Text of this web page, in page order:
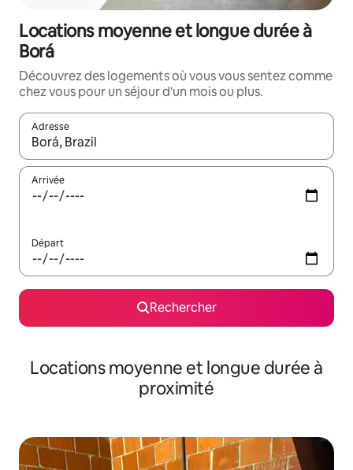
Locations moyenne et longue durée à
Borá
Découvrez des logements où vous vous sentez comme
chez vous pour un séjour d'un mois ou plus.
Adresse
Lorsque les résultats s'affichent, utilisez les flèches vers le
Arrivée
Départ
Rechercher
Locations moyenne et longue durée à
proximité